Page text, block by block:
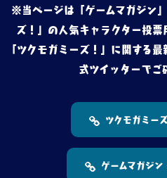
※当ページは「ゲームマガジン
ズ！」の人気キャラクター投票
「ツクモガミーズ！」に関する
式ツイッターでご
ツクモガミー
ゲームマガジ